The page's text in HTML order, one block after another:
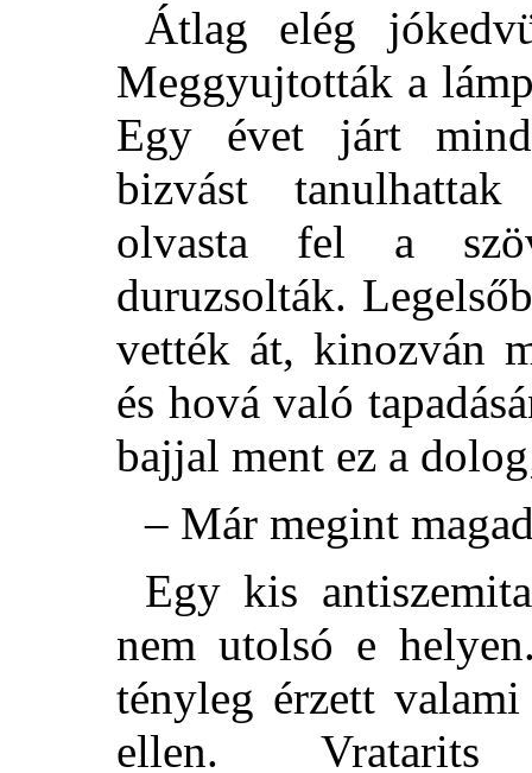
Átlag elég
Meggyujtották a
Egy évet járt
bizvást
olvasta fel a
duruzsolták.
vették át, kinozván
és hová való
bajjal ment ez a
– Már megint
Egy kis
nem utolsó e
tényleg érzett
ellen.